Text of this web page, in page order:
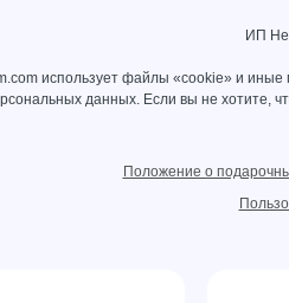
ИП
использует файлы «cookie» и иные
данных. Если вы не хотите,
Положение о